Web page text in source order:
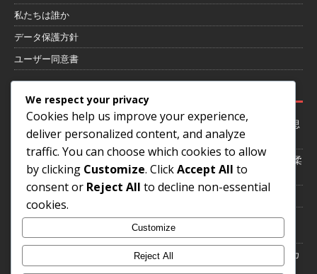
私たちは誰か
データ保護方針
ユーザー同意書
4-1-4-1フォーメーションにおけるゲーム状況への適応：柔軟性、意思
決定、戦術
4-1-4-1 フォーメーション：選手のポジショニング、スペーシング、柔
軟性
試合中の4-1-4-1フォーメーションの調整：柔軟性、意思決定、戦術
4-1-4-1フォーメーションにおけるカウンターアタック戦略：スピー
4-1-4-1フォーメーションにおけるセンターバックの役割：マーク、カ
バー、組織化
We respect your privacy
Cookies help us improve your experience,
deliver personalized content, and analyze
traffic. You can choose which cookies to allow
by clicking Customize. ClickAccept All to
consent or Reject All to decline non-essential
cookies.
Customize
Reject All